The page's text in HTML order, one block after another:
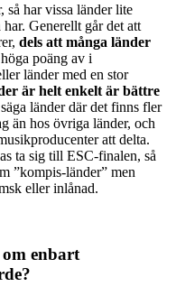
så har vissa länder lite
Generellt går det att
dels att många länder
poäng av i
länder med en stor
är helt enkelt är bättre
länder där det finns fler
än hos övriga länder, och
att delta.
ta sig till ESC-finalen, så
”kompis-länder” men
eller inlånad.
enbart